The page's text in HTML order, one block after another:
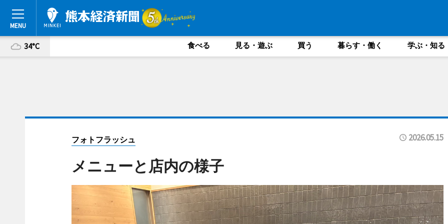
34°C 食べる 見る・遊ぶ 買う 暮らす・働く 学ぶ・知る
フォトフラッシュ 2026.05.15
メニューと店内の様子